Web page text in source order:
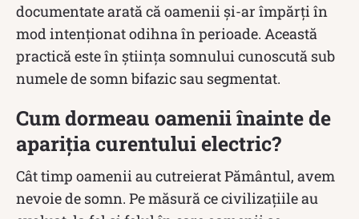
documentate arată că oamenii și-ar împărți în
mod intenționat odihna în perioade. Această
practică este în știința somnului cunoscută sub
numele de somn bifazic sau segmentat.
Cum dormeau oamenii înainte de
apariția curentului electric?
Cât timp oamenii au cutreierat Pământul, avem
nevoie de somn. Pe măsură ce civilizațiile au